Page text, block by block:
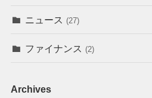
ニュース (27)
ファイナンス (2)
Archives